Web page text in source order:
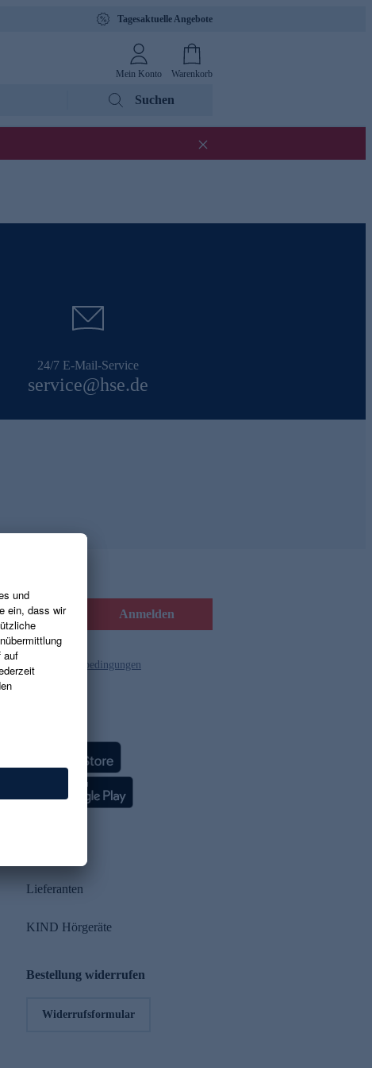
Tagesaktuelle Angebote
Mein Konto Warenkorb
Suchen
24/7 E-Mail-Service
service@hse.de
Anmelden
und die Gutscheinbedingungen
Lieferanten
KIND Hörgeräte
Bestellung widerrufen
Widerrufsformular